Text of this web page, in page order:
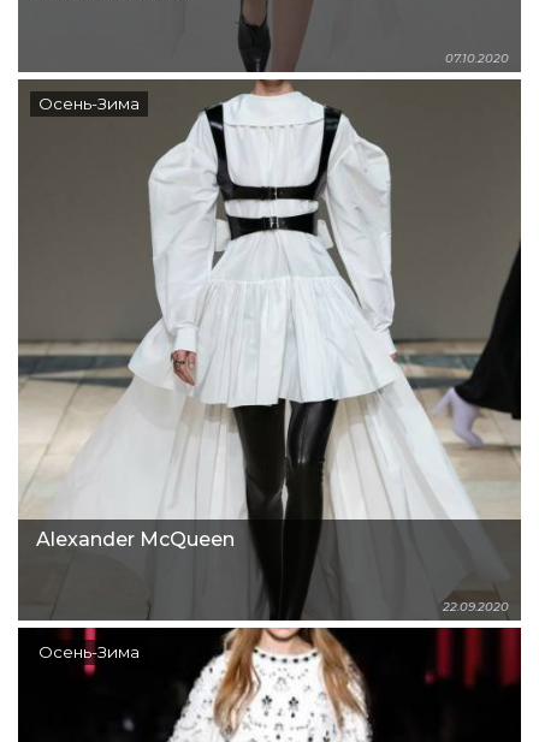
07.10.2020
Осень-Зима
Alexander McQueen
22.09.2020
Осень-Зима